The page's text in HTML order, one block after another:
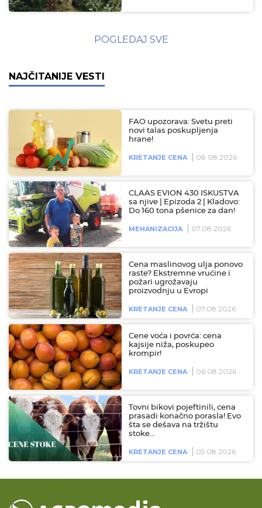
POGLEDAJ SVE
NAJČITANIJE VESTI
FAO upozorava: Svetu preti
novi talas poskupljenja
hrane!
KRETANJE CENA 08.08.2026
CLAAS EVION 430 ISKUSTVA
sa njive | Epizoda 2 | Kladovo:
Do 160 tona pšenice za dan!
MEHANIZACIJA 07.08.2026
Cena maslinovog ulja ponovo
raste? Ekstremne vrućine i
požari ugrožavaju
proizvodnju u Evropi
KRETANJE CENA 07.08.2026
Cene voća i povrća: cena
kajsije niža, poskupeo
krompir!
KRETANJE CENA 06.08.2026
Tovni bikovi pojeftinili, cena
prasadi konačno porasla! Evo
šta se dešava na tržištu
stoke…
KRETANJE CENA 05.08.2026